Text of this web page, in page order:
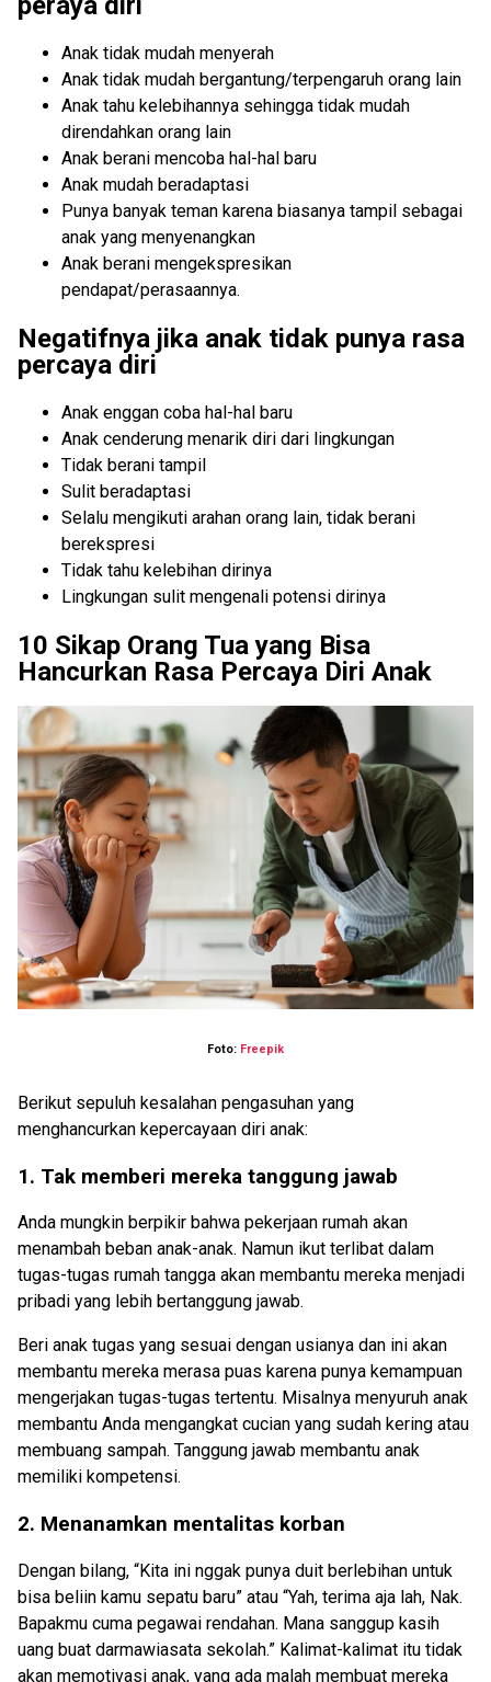
Anak tidak mudah menyerah
Anak tidak mudah bergantung/terpengaruh orang lain
Anak tahu kelebihannya sehingga tidak mudah
direndahkan orang lain
Anak berani mencoba hal-hal baru
Anak mudah beradaptasi
Punya banyak teman karena biasanya tampil sebagai
anak yang menyenangkan
Anak berani mengekspresikan
pendapat/perasaannya.
Negatifnya jika anak tidak punya rasa
percaya diri
Anak enggan coba hal-hal baru
Anak cenderung menarik diri dari lingkungan
Tidak berani tampil
Sulit beradaptasi
Selalu mengikuti arahan orang lain, tidak berani
berekspresi
Tidak tahu kelebihan dirinya
Lingkungan sulit mengenali potensi dirinya
10 Sikap Orang Tua yang Bisa
Hancurkan Rasa Percaya Diri Anak
Foto: Freepik
Berikut sepuluh kesalahan pengasuhan yang
menghancurkan kepercayaan diri anak:
1. Tak memberi mereka tanggung jawab
Anda mungkin berpikir bahwa pekerjaan rumah akan
menambah beban anak-anak. Namun ikut terlibat dalam
tugas-tugas rumah tangga akan membantu mereka menjadi
pribadi yang lebih bertanggung jawab.
Beri anak tugas yang sesuai dengan usianya dan ini akan
membantu mereka merasa puas karena punya kemampuan
mengerjakan tugas-tugas tertentu. Misalnya menyuruh anak
membantu Anda mengangkat cucian yang sudah kering atau
membuang sampah. Tanggung jawab membantu anak
memiliki kompetensi.
2. Menanamkan mentalitas korban
Dengan bilang, “Kita ini nggak punya duit berlebihan untuk
bisa beliin kamu sepatu baru” atau “Yah, terima aja lah, Nak.
Bapakmu cuma pegawai rendahan. Mana sanggup kasih
uang buat darmawiasata sekolah.” Kalimat-kalimat itu tidak
akan memotivasi anak, yang ada malah membuat mereka